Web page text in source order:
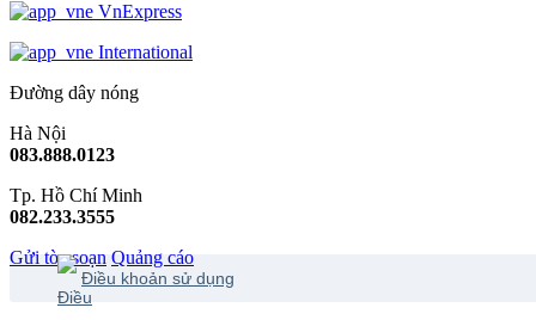
VnExpress
International
Đường dây nóng
Hà Nội
083.888.0123
Tp. Hồ Chí Minh
082.233.3555
Gửi tòa soạn Quảng cáo
Điều khoản sử dụng